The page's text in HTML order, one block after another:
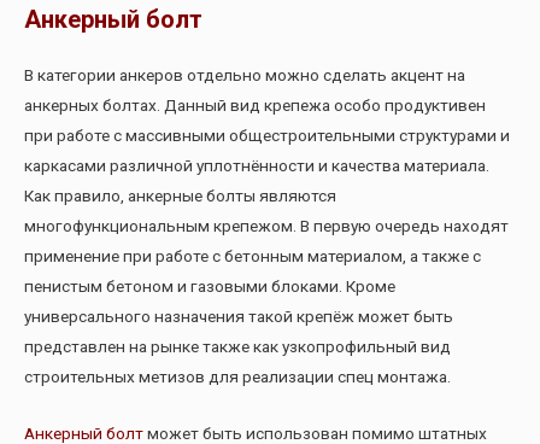
Анкерный болт
В категории анкеров отдельно можно сделать акцент на
анкерных болтах. Данный вид крепежа особо продуктивен
при работе с массивными общестроительными структурами и
каркасами различной уплотнённости и качества материала.
Как правило, анкерные болты являются
многофункциональным крепежом. В первую очередь находят
применение при работе с бетонным материалом, а также с
пенистым бетоном и газовыми блоками. Кроме
универсального назначения такой крепёж может быть
представлен на рынке также как узкопрофильный вид
строительных метизов для реализации спец монтажа.
Анкерный болтможет быть использован помимо штатных